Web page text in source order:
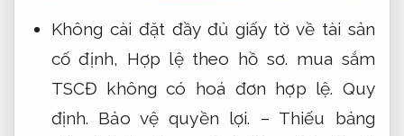
Không cài đặt đầy đủ giấy tờ về tài sản
cố định, Hợp lệ theo hồ sơ. mua sắm
TSCĐ không có hoá đơn hợp lệ. Quy
định. Bảo vệ quyền lợi. – Thiếu bảng